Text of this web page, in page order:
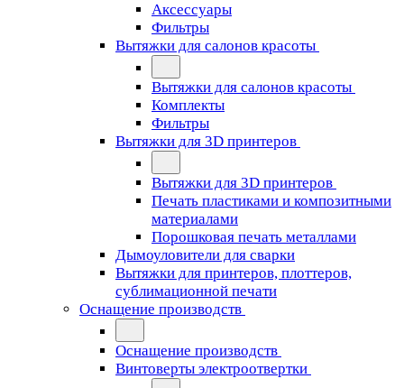
Аксессуары
Фильтры
Вытяжки для салонов красоты
Вытяжки для салонов красоты
Комплекты
Фильтры
Вытяжки для 3D принтеров
Вытяжки для 3D принтеров
Печать пластиками и композитными
материалами
Порошковая печать металлами
Дымоуловители для сварки
Вытяжки для принтеров, плоттеров,
сублимационной печати
Оснащение производств
Оснащение производств
Винтоверты электроотвертки